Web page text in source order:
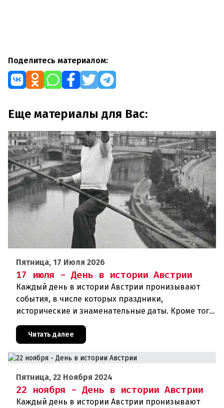
Поделитесь материалом:
Еще материалы для Вас:
Пятница, 17 Июля 2026
17 июля - День в истории Австрии
Каждый день в истории Австрии пронизывают
события, в числе которых праздники,
исторические и знаменательные даты. Кроме того
дни рождения различных деятелей страны, а
также дни их смерти. Что же произ
Читать далее
Пятница, 22 Ноября 2024
22 ноября - День в истории Австрии
Каждый день в истории Австрии пронизывают